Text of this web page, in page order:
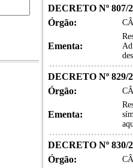
DECRETO Nº 807/
Órgão:
Ementa:
DECRETO Nº 829/
Órgão:
Ementa:
DECRETO Nº 830/
Órgão: